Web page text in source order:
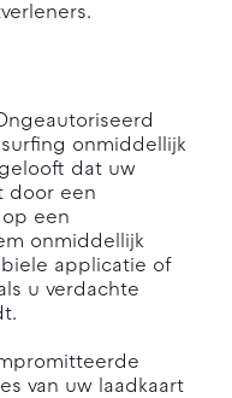
onmiddellijk
dat uw
door een
een
onmiddellijk
applicatie of
u verdachte
van uw laadkaart